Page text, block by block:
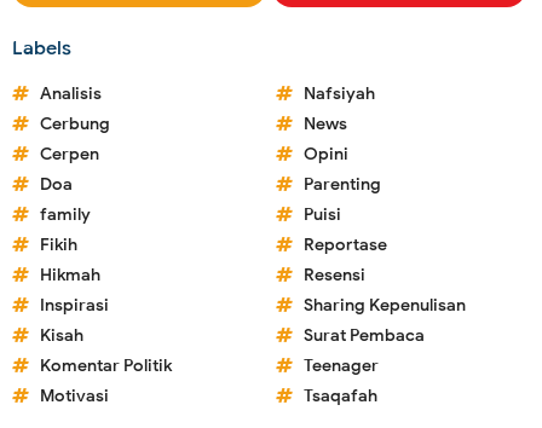
Labels
Analisis
Cerbung
Cerpen
Doa
family
Fikih
Hikmah
Inspirasi
Kisah
Komentar Politik
Motivasi
Nafsiyah
News
Opini
Parenting
Puisi
Reportase
Resensi
Sharing Kepenulisan
Surat Pembaca
Teenager
Tsaqafah